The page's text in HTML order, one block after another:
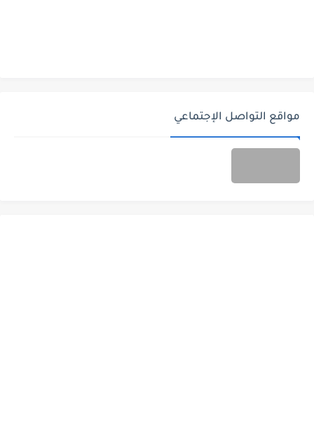
مواقع التواصل الإجتماعي